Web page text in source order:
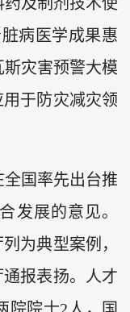
病医学成果惠
灾害预警大模
于防灾减灾领
国率先出台推
发展的意见。
为典型案例，
报表扬。人才